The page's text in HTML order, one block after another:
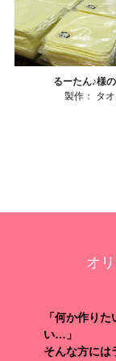
るーたん♪様
製作：
タ
オ
「何か作り
い…」
そんな方には